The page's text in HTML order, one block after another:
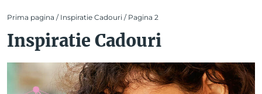
Prima pagina / Inspiratie Cadouri / Pagina 2
Inspiratie Cadouri